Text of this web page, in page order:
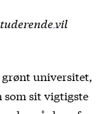
vil
grønt universitet,
som sit vigtigste